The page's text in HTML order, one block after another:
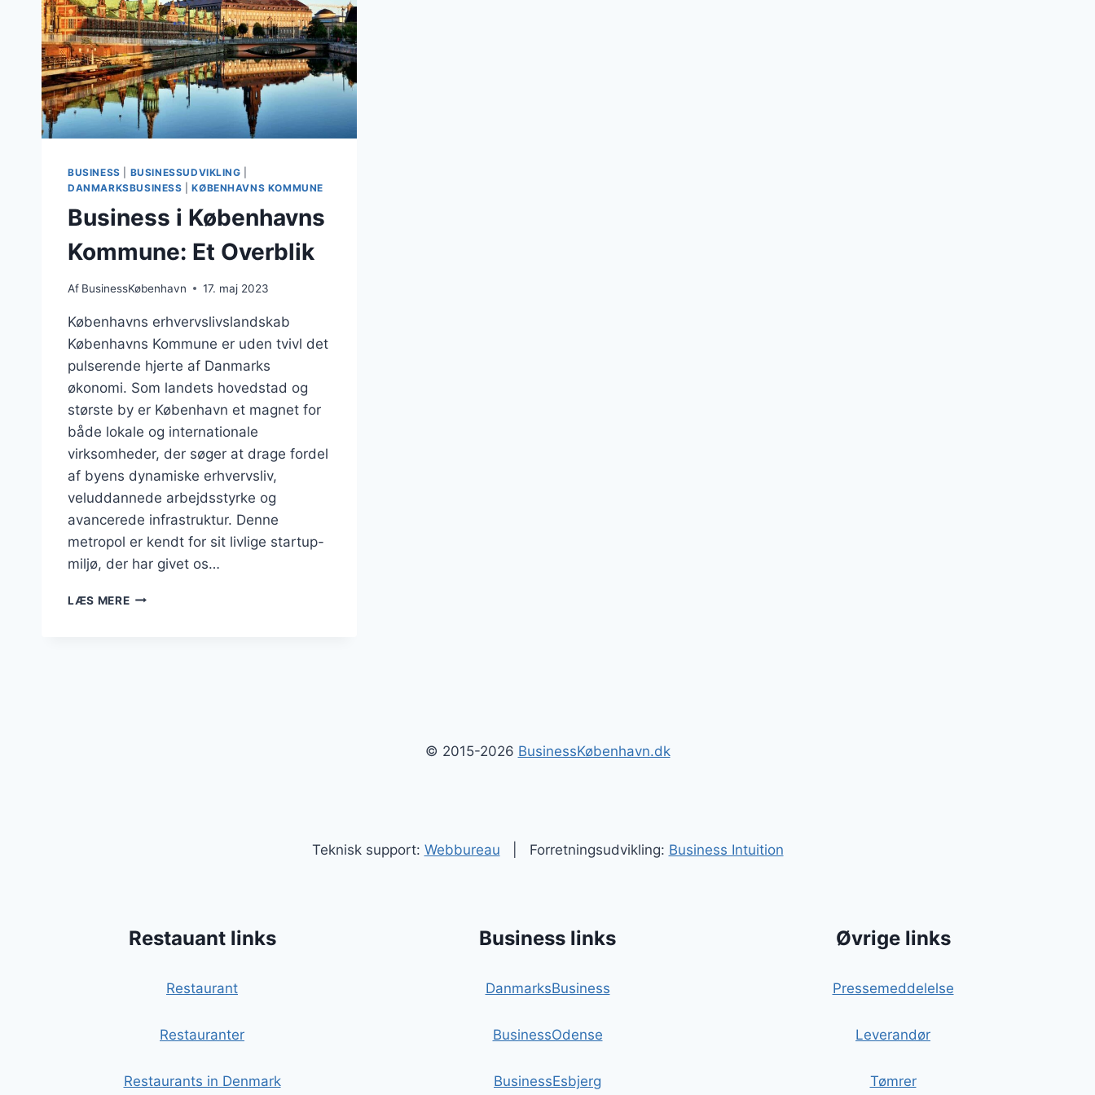
BUSINESS BUSINESSUDVIKLING
DANMARKSBUSINESS |KØBENHAVNS KOMMUNE
Business i Københavns
Kommune: Et Overblik
Af BusinessKøbenhavn 17. maj 2023
Københavns erhvervslivslandskab
Københavns Kommune er uden tvivl det
pulserende hjerte af Danmarks
økonomi. Som landets hovedstad og
største by er København et magnet for
både lokale og internationale
virksomheder, der søger at drage fordel
af byens dynamiske erhvervsliv,
veluddannede arbejdsstyrke og
avancerede infrastruktur. Denne
metropol er kendt for sit livlige startup-
miljø, der har givet os…
LÆS MEREBUSINESS
© 2015-2026 BusinessKøbenhavn.dk
Teknisk support: Webbureau | Forretningsudvikling: Business Intuition
Restauant links
Restaurant
Restauranter
Restaurants in Denmark
Business links
DanmarksBusiness
BusinessOdense
BusinessEsbjerg
Øvrige links
Pressemeddelelse
Leverandør
Tømrer